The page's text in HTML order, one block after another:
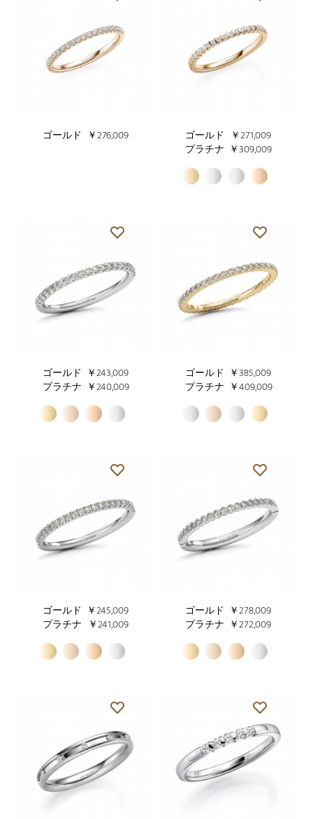
ゴールド ￥276,009 ゴールド
￥271,009
プラチナ ￥309,009
ゴールド ￥243,009
プラチナ ￥240,009
ゴールド ￥385,009
プラチナ ￥409,009
ゴールド ￥245,009
プラチナ ￥241,009
ゴールド ￥278,009
プラチナ ￥272,009